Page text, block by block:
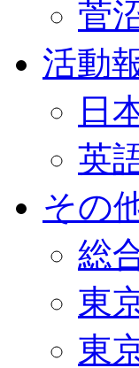
菅
活動
日
英
その
総
東
東